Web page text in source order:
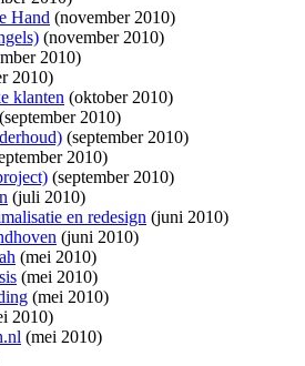
Hand (november 2010)
(november 2010)
2010)
2010)
klanten (oktober 2010)
(september 2010)
(september 2010)
2010)
(september 2010)
(juli 2010)
en redesign (juni 2010)
(juni 2010)
(mei 2010)
(mei 2010)
(mei 2010)
2010)
(mei 2010)